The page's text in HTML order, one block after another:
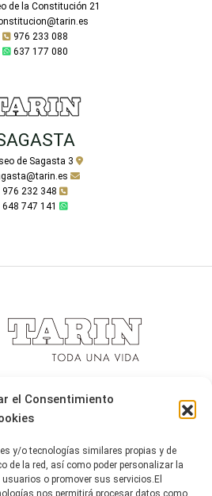
el Consentimiento
y/o tecnologías similares propias y de
de la red, así como poder personalizar la
o promover sus servicios.El
nos permitirá procesar datos como
de la Constitución 21
976 233 088
637 177 080
de Sagasta 3
976 232 348
648 747 141
desde 1963
Tarín Magazine
Contacto